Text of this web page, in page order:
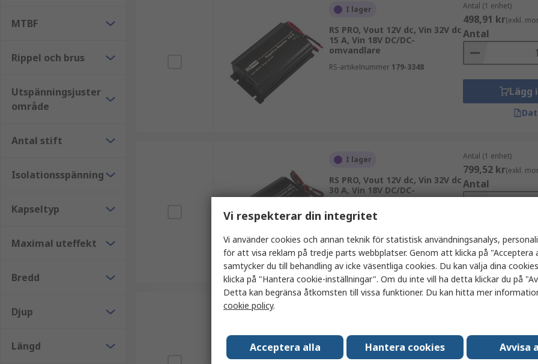
MTBF
Rippel och brus
Utspänningsjuster
område
Antal stift
Isolationsspänning
Kapseltyp
Maximal uteffekt
Bredd
Djup
Längd
I lager
RS PRO, Vout 12V dc, Vin 32V dc
15 A, Vin 18V DC/DC-
omvandlare
RS-artikelnummer 179-3348
Antal (1 enhet)
498,91 kr(exkl.
Antal
Lägg
I lager
RS PRO, Vout 12V dc, Vin 32V dc
30 A, Vin 18V DC/DC-
omvandlare
RS-artikelnummer
Antal (1 enhet)
799,52 kr(exkl.
Antal
Lägg
20 A, Vin 18V DC/DC-
omvandlare
Antal
Vi respekterar din integritet
Vi använder cookies och annan teknik för statistisk användningsanalys,
för att visa reklam på tredje parts webbplatser. Genom att klicka på "Acceptera
samtycker du till behandling av icke väsentliga cookies. Du kan välja dina
klicka på "Hantera cookie-inställningar". Om du inte vill ha detta klickar du på
Detta kan begränsa åtkomsten till vissa funktioner. Du kan hitta mer
cookie policy.
Acceptera alla Hantera cookies Avvisa